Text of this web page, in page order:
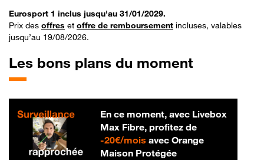
Eurosport 1 inclus jusqu'au 31/01/2029.
Prix des offres et offre de remboursement incluses, valables
jusqu’au 19/08/2026.
Les bons plans du moment
En ce moment, avec Livebox
Max Fibre, profitez de
-20€/mois20 € par mois
avec Orange
Maison Protégée